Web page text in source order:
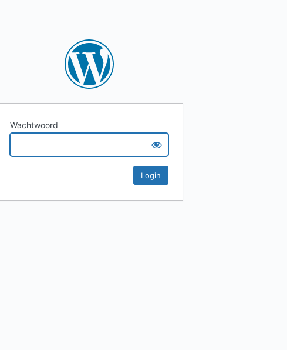
Wachtwoord